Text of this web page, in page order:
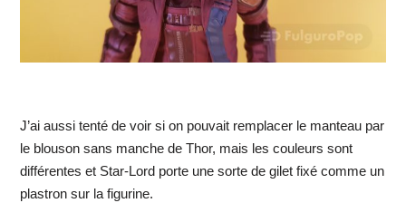
J’ai aussi tenté de voir si on pouvait remplacer le manteau par
le blouson sans manche de Thor, mais les couleurs sont
différentes et Star-Lord porte une sorte de gilet fixé comme un
plastron sur la figurine.